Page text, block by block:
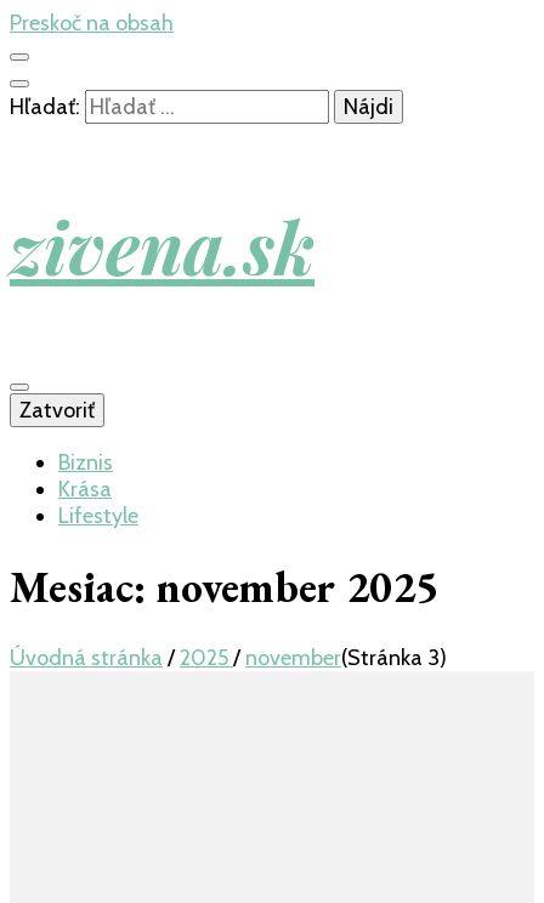
Preskoč na obsah
Hľadať:
zivena.sk
Zatvoriť
Biznis
Krása
Lifestyle
Mesiac: november 2025
Úvodná stránka /2025/ november(Stránka 3)